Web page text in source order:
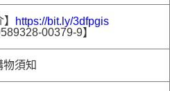
https://bit.ly/3dfpgis
00379-9】
物須知